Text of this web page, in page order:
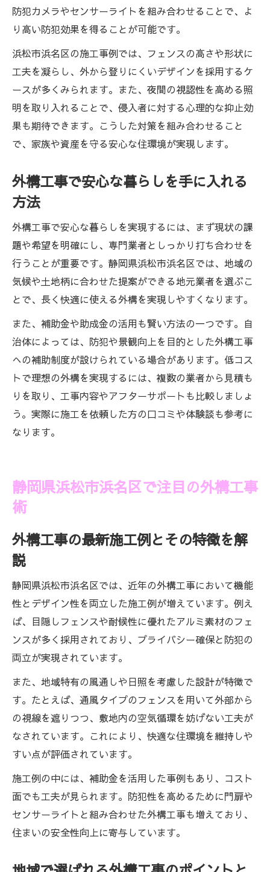
防犯カメラやセンサーライトを組み合わせることで、よ
り高い防犯効果を得ることが可能です。
浜松市浜名区の施工事例では、フェンスの高さや形状に
工夫を凝らし、外から登りにくいデザインを採用するケ
ースが多くみられます。また、夜間の視認性を高める照
明を取り入れることで、侵入者に対する心理的な抑止効
果も期待できます。こうした対策を組み合わせること
で、家族や資産を守る安心な住環境が実現します。
外構工事で安心な暮らしを手に入れる
方法
外構工事で安心な暮らしを実現するには、まず現状の課
題や希望を明確にし、専門業者としっかり打ち合わせを
行うことが重要です。静岡県浜松市浜名区では、地域の
気候や土地柄に合わせた提案ができる地元業者を選ぶこ
とで、長く快適に使える外構を実現しやすくなります。
また、補助金や助成金の活用も賢い方法の一つです。自
治体によっては、防犯や景観向上を目的とした外構工事
への補助制度が設けられている場合があります。低コス
トで理想の外構を実現するには、複数の業者から見積も
りを取り、工事内容やアフターサポートも比較しましょ
う。実際に施工を依頼した方の口コミや体験談も参考に
なります。
静岡県浜松市浜名区で注目の外構工事
術
外構工事の最新施工例とその特徴を解
説
静岡県浜松市浜名区では、近年の外構工事において機能
性とデザイン性を両立した施工例が増えています。例え
ば、目隠しフェンスや耐候性に優れたアルミ素材のフェ
ンスが多く採用されており、プライバシー確保と防犯の
両立が実現されています。
また、地域特有の風通しや日照を考慮した設計が特徴で
す。たとえば、通風タイプのフェンスを用いて外部から
の視線を遮りつつ、敷地内の空気循環を妨げない工夫が
なされています。これにより、快適な住環境を維持しや
すい点が評価されています。
施工例の中には、補助金を活用した事例もあり、コスト
面でも工夫が見られます。防犯性を高めるために門扉や
センサーライトと組み合わせた外構工事も増えており、
住まいの安全性向上に寄与しています。